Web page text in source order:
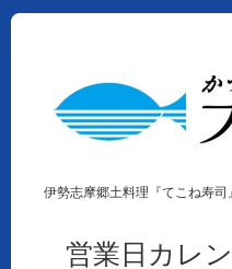
伊勢志摩郷土料理『てこね寿
営業日カレ